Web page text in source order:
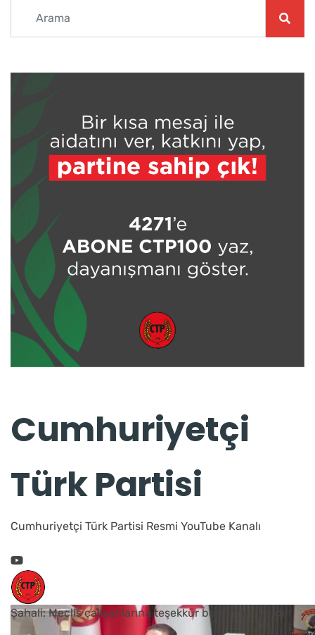
Cumhuriyetçi
Türk Partisi
Cumhuriyetçi Türk Partisi Resmi YouTube Kanalı
Şahali: Meclis çalışanlarına teşekkür borcumuz vardır